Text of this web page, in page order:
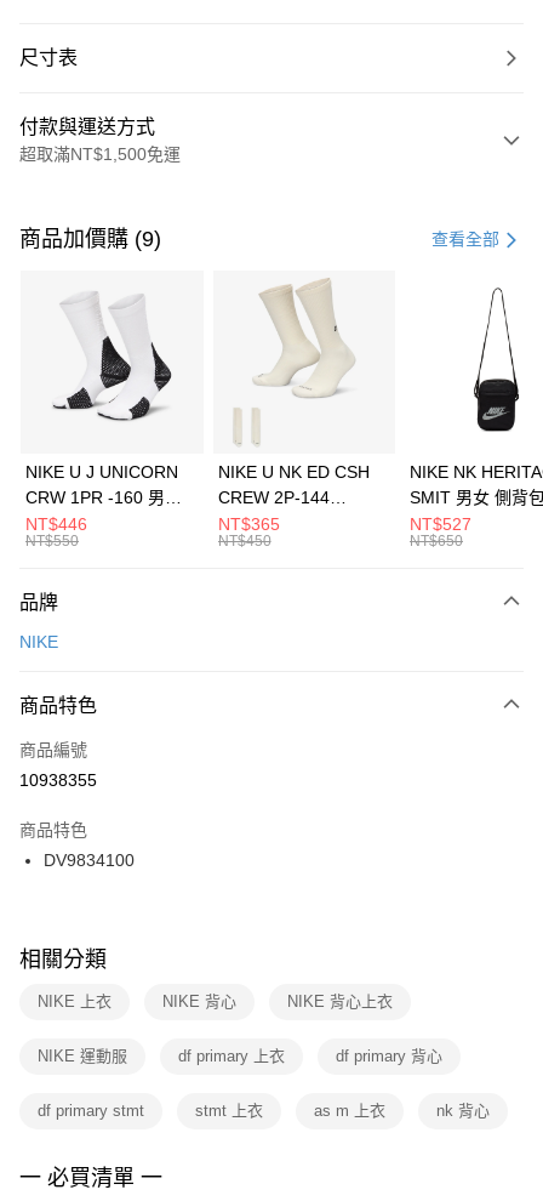
尺寸表
付款與運送方式
超取滿NT$1,500免運
信用卡一次付款
3 期 0 利率 每期 21家銀行
合作金庫商業銀行
第一商業銀行
華南商業銀行
彰化商業銀行
上海商業儲蓄銀行
元大商業銀行
台灣樂天信用卡公司
Apple Pay
全盈+PAY
AFTEE先享後付
【關於「AFTEE先享後付」】
便利好安心！
３．安心：先確認商品／服務後，再付款。
【「AFTEE先享後付」結帳流程】
１．於結帳方式選擇「AFTEE先享後付」後，將跳轉至「AFTEE先享後付」
２．訂單成立數日內，您將收到繳費通知簡訊。
３．收到繳費通知簡訊後14天內，點擊此簡訊中的連結，可透過四大超商／
ATM／網路銀行／等多元方式進行付款，方視為交易完成。
※ 交易是否成功請以「AFTEE先享後付 」之結帳頁面顯示為準，若有關於
是否繳費成功／繳費後需取消欲退款等相關疑問，請聯繫「AFTEE先享後付
客戶支援中心」
https://netprotections.freshdesk.com/support/home
１．透過由恩沛科技股份有限公司提供之「AFTEE先享後付」服務完成之交
權轉讓予恩沛科技股份有限公司。
３．未成年的使用者請事先徵得法定代理人或監護人之同意方可使用
「AFTEE先享後付」，若未經同意申辦者引起之損失，本公司不負相關責
運送方式
每筆NT$100，滿NT$1,500(含以上)免運費
宅配
每筆NT$100，滿NT$1,500(含以上)免運費
商品加價購 (9) 查看全部
NIKE U J UNICORN
CRW 1PR -160 男女
中統襪 FZ3393100
NT$446
NT$550
NIKE U NK ED CSH
CREW 2P-144
EMBRDY 男女 短統襪
FZ3073133
NT$365
NT$450
NIKE NK
SMIT 男女 側背
BA5871010
NT$527
NT$650
品牌
NIKE
商品特色
商品編號
10938355
商品特色
DV9834100
相關分類
NIKE 上衣 NIKE 背心 NIKE 背心上衣
NIKE 運動服 df primary 上衣 df primary 背心
df primary stmt stmt 上衣 as m 上衣 nk 背心
一 必買清單 一